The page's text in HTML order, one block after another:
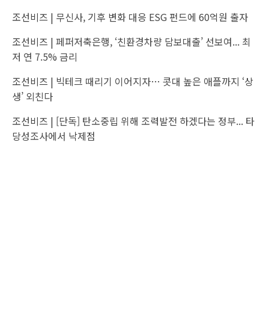
조선비즈 | 무신사, 기후 변화 대응 ESG 펀드에 60억원 출자
조선비즈 | 페퍼저축은행, ‘친환경차량 담보대출’ 선보여... 최
저 연 7.5% 금리
조선비즈 | 빅테크 때리기 이어지자… 콧대 높은 애플까지 ‘상
생’ 외친다
조선비즈 | [단독] 탄소중립 위해 조력발전 하겠다는 정부... 타
당성조사에서 낙제점